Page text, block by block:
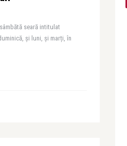
seară intitulat
și luni, și marți, în